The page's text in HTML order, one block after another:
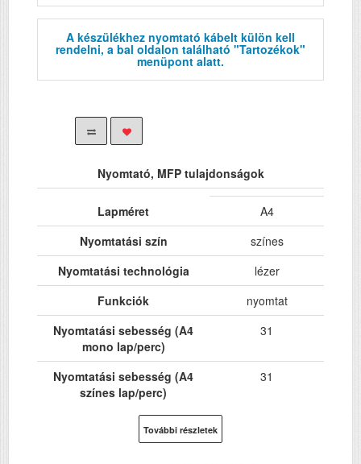
A készülékhez nyomtató kábelt külön kell
rendelni, a bal oldalon található "Tartozékok"
menüpont alatt.
Nyomtató, MFP tulajdonságok
Lapméret
A4
Nyomtatási szín
színes
Nyomtatási technológia
lézer
Funkciók
nyomtat
Nyomtatási sebesség (A4
mono lap/perc)
31
Nyomtatási sebesség (A4
színes lap/perc)
31
Hálózat További részletek